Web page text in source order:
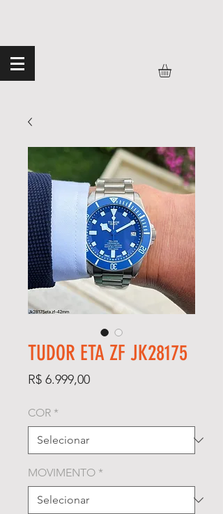
TUDOR ETA ZF JK28175
R$ 6.999,00Preço
COR *
MOVIMENTO *